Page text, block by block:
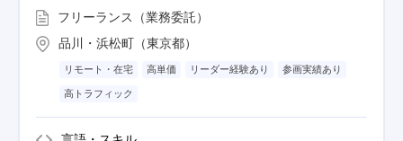
フリーランス（業務委託）
品川・浜松町（東京都）
リモート・在宅 高単価 リーダー経験あり 参画実績あり
高トラフィック